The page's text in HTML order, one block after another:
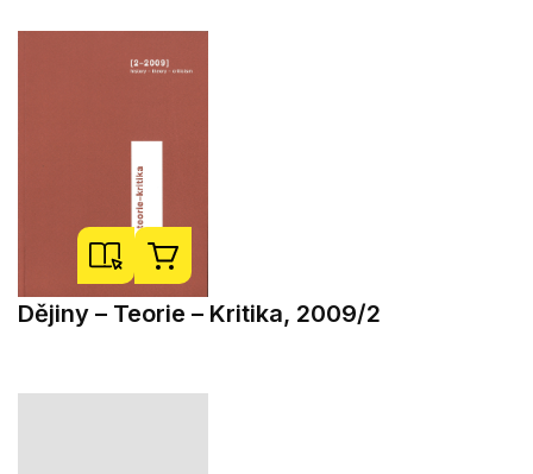
Dějiny – Teorie – Kritika, 2009/2